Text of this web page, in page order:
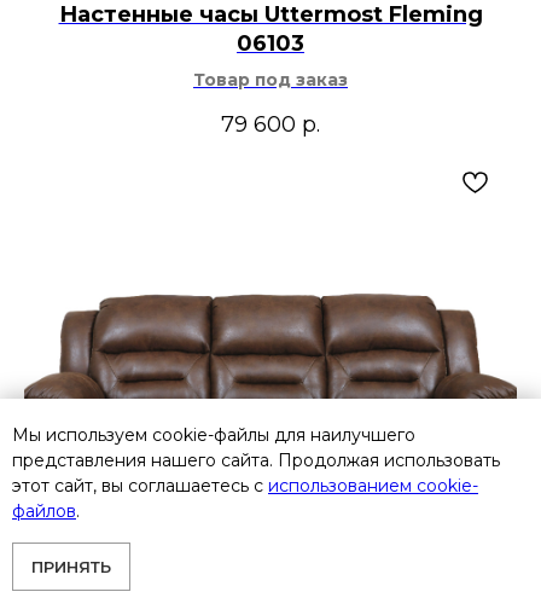
Настенные часы Uttermost Fleming
06103
Товар под заказ
79 600 р.
Мы используем cookie-файлы для наилучшего
представления нашего сайта. Продолжая использовать
этот сайт, вы соглашаетесь с использованием cookie-
файлов.
ПРИНЯТЬ